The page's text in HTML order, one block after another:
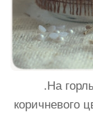
.На
коричневого